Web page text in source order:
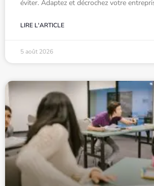
éviter. Adaptez et décrochez votre
LIRE L'ARTICLE
5 août 2026